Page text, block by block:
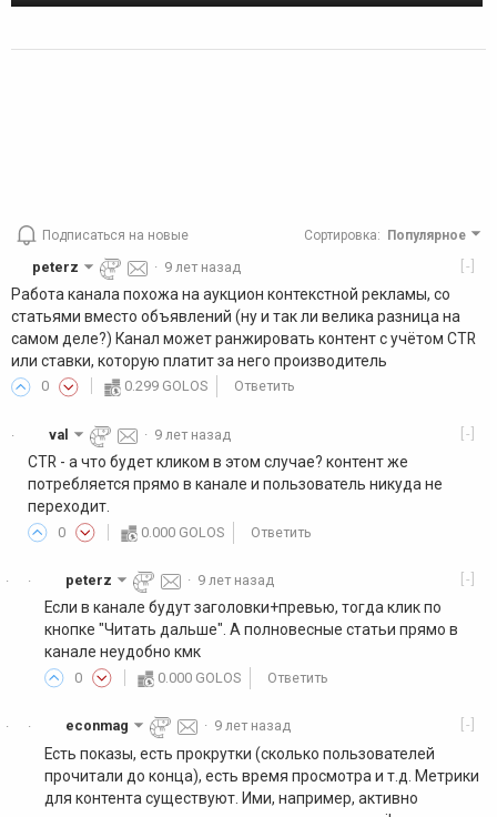
Подписаться на новые Сортировка: Популярное
[-]
peterz · 9 лет назад
Работа канала похожа на аукцион контекстной рекламы, со
статьями вместо объявлений (ну и так ли велика разница на
самом деле?) Канал может ранжировать контент с учётом CTR
или ставки, которую платит за него производитель
0 0.299 GOLOS Ответить
· [-]
val · 9 лет назад
CTR - а что будет кликом в этом случае? контент же
потребляется прямо в канале и пользователь никуда не
переходит.
0 0.000 GOLOS Ответить
·
· [-]
peterz · 9 лет назад
Если в канале будут заголовки+превью, тогда клик по
кнопке "Читать дальше". А полновесные статьи прямо в
канале неудобно кмк
0 0.000 GOLOS Ответить
·
· [-]
econmag · 9 лет назад
Есть показы, есть прокрутки (сколько пользователей
прочитали до конца), есть время просмотра и т.д. Метрики
для контента существуют. Ими, например, активно